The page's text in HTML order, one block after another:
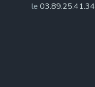
le 03.89.25.41.34